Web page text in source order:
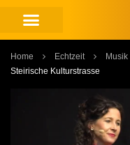
Home Echtzeit Musik
Steirische Kulturstrasse